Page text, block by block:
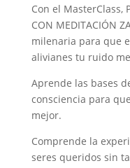
Con el MasterClass,
CON MEDITACIÓN
milenaria para que
alivianes tu ruido
Aprende las bases
consciencia para
mejor.
Comprende la
seres queridos sin